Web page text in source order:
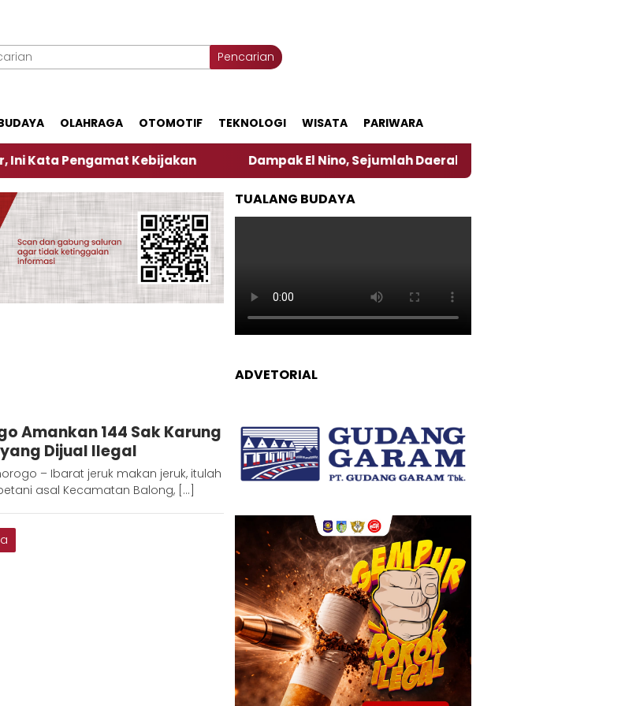
Pencarian
OLAHRAGA OTOMOTIF TEKNOLOGI WISATA PARIWARA
Kebijakan Dampak El Nino, Sejumlah Daerah di Jember Alami Krisi Air
Amankan 144 Sak Karung
Dijual Ilegal
– Ibarat jeruk makan jeruk, itulah
asal Kecamatan Balong, […]
TUALANG BUDAYA
ADVETORIAL